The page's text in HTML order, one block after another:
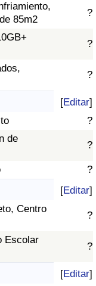
85m2
?
?
?
[Editar]
?
de
?
?
[Editar]
Centro
?
Escolar
?
[Editar]